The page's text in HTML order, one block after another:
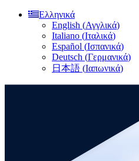
Ελληνικά
English (Αγγλικά)
Italiano (Ιταλικά)
Español (Ισπανικά)
Deutsch (Γερμανικά)
日本語 (Ιαπωνικά)